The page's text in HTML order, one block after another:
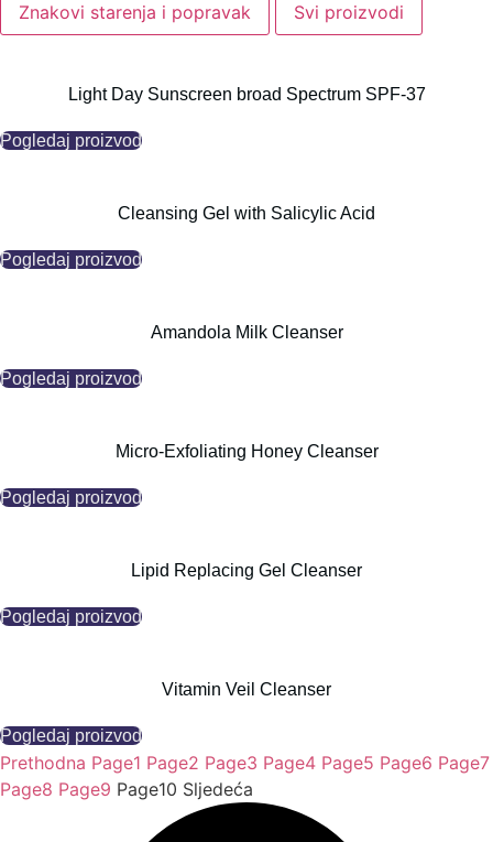
Znakovi starenja i popravak Svi proizvodi
Light Day Sunscreen broad Spectrum SPF-37
Pogledaj proizvod
Cleansing Gel with Salicylic Acid
Pogledaj proizvod
Amandola Milk Cleanser
Pogledaj proizvod
Micro-Exfoliating Honey Cleanser
Pogledaj proizvod
Lipid Replacing Gel Cleanser
Pogledaj proizvod
Vitamin Veil Cleanser
Pogledaj proizvod
Prethodna Page1 Page2 Page3 Page4 Page5 Page6 Page7
Page8 Page9 Page10 Sljedeća